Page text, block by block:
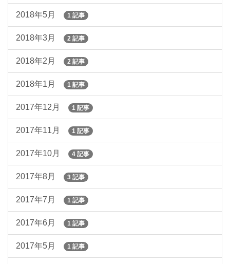
2018年5月 1 記事
2018年3月 2 記事
2018年2月 2 記事
2018年1月 1 記事
2017年12月 1 記事
2017年11月 1 記事
2017年10月 4 記事
2017年8月 3 記事
2017年7月 1 記事
2017年6月 1 記事
2017年5月 1 記事